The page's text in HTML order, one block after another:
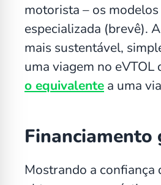
motorista – os
especializada (brevê).
mais sustentável,
uma viagem no eVTOL
o equivalente a uma
Financiamento
Mostrando a confiança